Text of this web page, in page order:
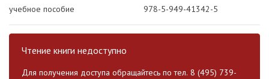
учебное пособие
978-5-949-41342-5
Чтение книги недоступно
Для получения доступа обращайтесь по тел. 8 (495) 739-